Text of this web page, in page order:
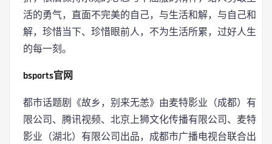
活的勇气，直面不完美的自己，与生活和解，与自己和
解，珍惜当下、珍惜眼前人，不为生活所累，过好人生
的每一刻。
bsports官网
都市话题剧《故乡，别来无恙》由麦特影业（成都）有
限公司、腾讯视频、北京上狮文化传播有限公司、麦特
影业（湖北）有限公司出品，成都市广播电视台联合出